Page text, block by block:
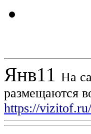
Янв11 На
размещаются
https://